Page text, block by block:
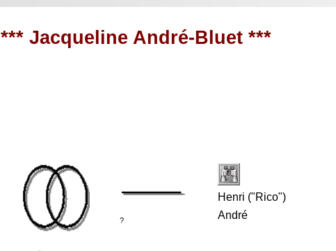
*** Jacqueline André-Bluet ***
?
Henri ("Rico")
André